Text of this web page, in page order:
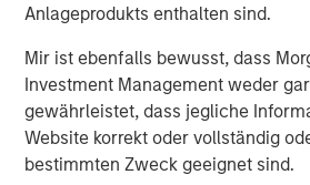
Anlageprodukts enthalten sind.
Mir ist ebenfalls bewusst, dass
Investment Management weder
gewährleistet, dass jegliche
Website korrekt oder vollständig
bestimmten Zweck geeignet sind.
Medium Term Goal: Capital Markets
On signing the deal on 17 June all
interest in Breitenfeld AG going
term. “We will be working on a